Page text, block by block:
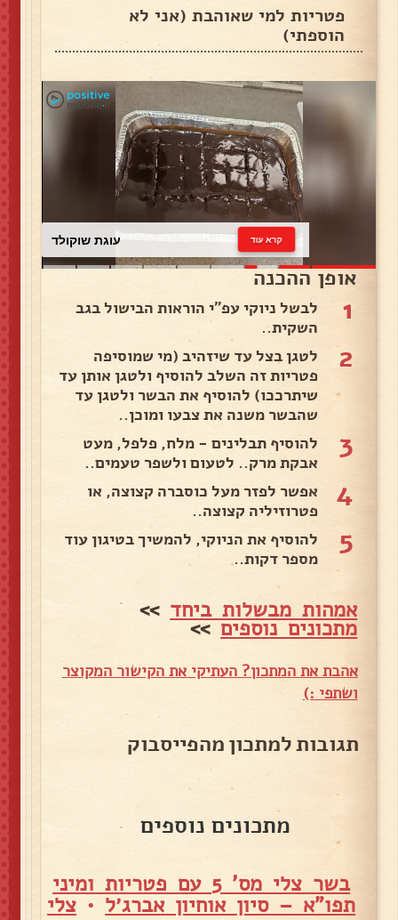
פטריות למי שאוהבת (אני לא
הוספתי)
עוגת שוקולד קרא עוד
אופן ההכנה
1
לבשל ניוקי עפ"י הוראות הבישול בגב
השקית..
2
לטגן בצל עד שיזהיב (מי שמוסיפה
פטריות זה השלב להוסיף ולטגן אותן עד
שיתרככו) להוסיף את הבשר ולטגן עד
שהבשר משנה את צבעו ומוכן..
3
להוסיף תבלינים - מלח, פלפל, מעט
אבקת מרק.. לטעום ולשפר טעמים..
4
אפשר לפזר מעל כוסברה קצוצה, או
פטרוזיליה קצוצה..
5
להוסיף את הניוקי, להמשיך בטיגון עוד
מספר דקות..
אמהות מבשלות ביחד >>
מתכונים נוספים>>
אהבת את המתכון? העתיקי את הקישור המקוצר
ושתפי :)
תגובות למתכון מהפייסבוק
מתכונים נוספים
בשר צלי מס' 5 עם פטריות ומיני
תפו"א – סיון אוחיון אברג׳ל • צלי